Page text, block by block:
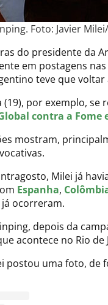
Foto: Javier
do presidente da
em postagens
teve que
(19), por exemplo, se
contra a Fome
mostram,
Milei já
Espanha,
ocorreram.
depois da
acontece no Rio
postou uma foto,